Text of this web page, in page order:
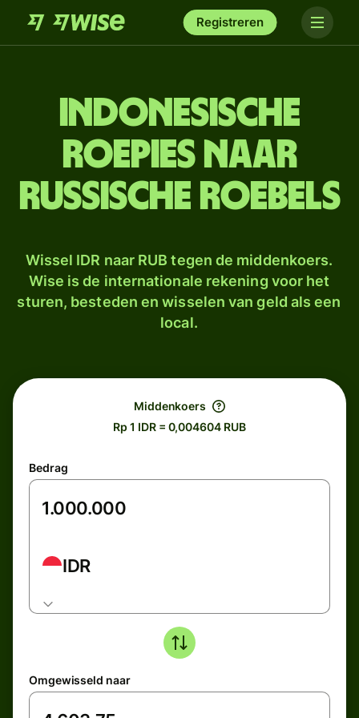
Registreren
Indonesische
roepies naar
Russische roebels
Wissel IDR naar RUB tegen de middenkoers.
Wise is de internationale rekening voor het
sturen, besteden en wisselen van geld als een
local.
Middenkoers
Rp 1 IDR = 0,004604 RUB
Bedrag
IDR
Omgewisseld naar